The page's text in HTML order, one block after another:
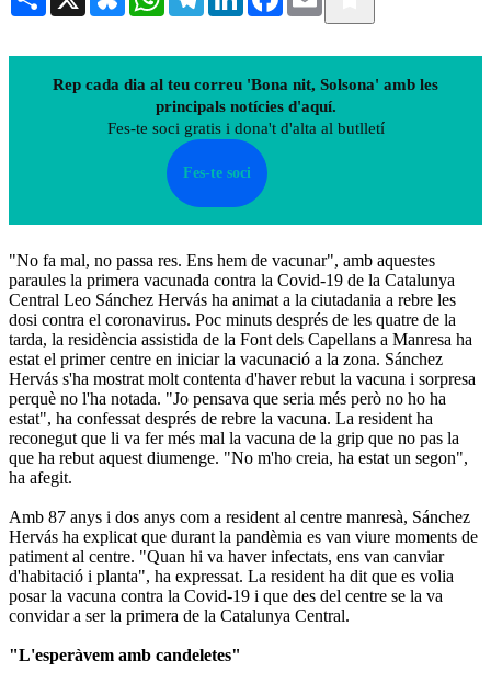
Rep cada dia al teu correu 'Bona nit, Solsona' amb les
principals notícies d'aquí.
Fes-te soci gratis i dona't d'alta al butlletí
Fes-te soci
"No fa mal, no passa res. Ens hem de vacunar", amb aquestes
paraules la primera vacunada contra la Covid-19 de la Catalunya
Central Leo Sánchez Hervás ha animat a la ciutadania a rebre les
dosi contra el coronavirus. Poc minuts després de les quatre de la
tarda, la residència assistida de la Font dels Capellans a Manresa ha
estat el primer centre en iniciar la vacunació a la zona. Sánchez
Hervás s'ha mostrat molt contenta d'haver rebut la vacuna i sorpresa
perquè no l'ha notada. "Jo pensava que seria més però no ho ha
estat", ha confessat després de rebre la vacuna. La resident ha
reconegut que li va fer més mal la vacuna de la grip que no pas la
que ha rebut aquest diumenge. "No m'ho creia, ha estat un segon",
ha afegit.
Amb 87 anys i dos anys com a resident al centre manresà, Sánchez
Hervás ha explicat que durant la pandèmia es van viure moments de
patiment al centre. "Quan hi va haver infectats, ens van canviar
d'habitació i planta", ha expressat. La resident ha dit que es volia
posar la vacuna contra la Covid-19 i que des del centre se la va
convidar a ser la primera de la Catalunya Central.
"L'esperàvem amb candeletes"